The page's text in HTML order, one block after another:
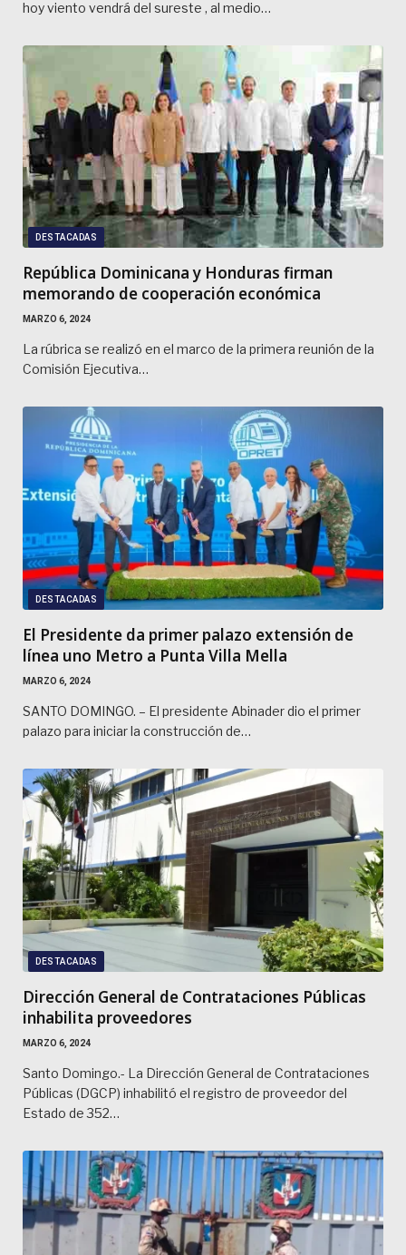
hoy viento vendrá del sureste , al medio…
DESTACADAS
República Dominicana y Honduras firman
memorando de cooperación económica
MARZO 6, 2024
La rúbrica se realizó en el marco de la primera reunión de la
Comisión Ejecutiva…
DESTACADAS
El Presidente da primer palazo extensión de
línea uno Metro a Punta Villa Mella
MARZO 6, 2024
SANTO DOMINGO. – El presidente Abinader dio el primer
palazo para iniciar la construcción de…
DESTACADAS
Dirección General de Contrataciones Públicas
inhabilita proveedores
MARZO 6, 2024
Santo Domingo.- La Dirección General de Contrataciones
Públicas (DGCP) inhabilitó el registro de proveedor del
Estado de 352…